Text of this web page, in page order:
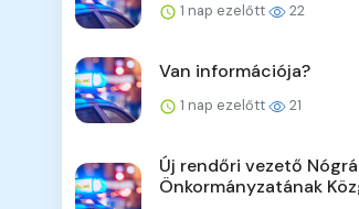
1 nap ezelőtt 22
Van információja?
1 nap ezelőtt 21
Új rendőri vezető
Önkormányzatának